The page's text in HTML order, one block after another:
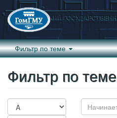
Фильтр по теме
Фильтр по теме